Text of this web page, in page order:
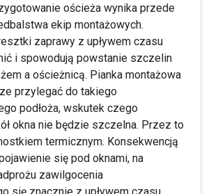
ościeża wynika przede
ekip montażowych.
zaprawy z upływem czasu
i spowodują powstanie szczelin
a ościeżnicą. Pianka montażowa
przylegać do takiego
podłoża, wskutek czego
okna nie będzie szczelna. Przez to
termicznym. Konsekwencją
się pod oknami, na
zawilgocenia
się znacznie z upływem czasu.